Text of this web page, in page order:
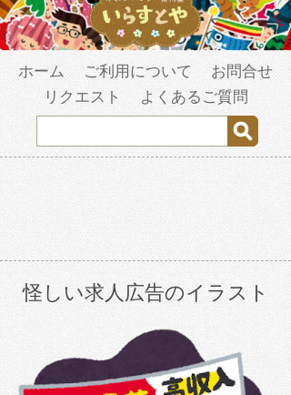
ホーム ご利用について
お問合せ
リクエスト
よくあるご質問
怪しい求人広告のイラスト